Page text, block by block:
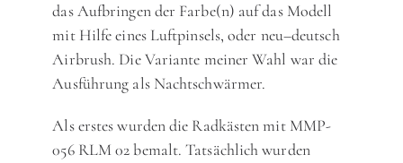
das Aufbringen der Farbe(n) auf das Modell
mit Hilfe eines Luftpinsels, oder neu–deutsch
Airbrush. Die Variante meiner Wahl war die
Ausführung als Nachtschwärmer.
Als erstes wurden die Radkästen mit MMP-
056 RLM 02 bemalt. Tatsächlich wurden